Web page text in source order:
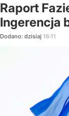
Raport
Ingerencja
Dodano: dzisiaj 16:11